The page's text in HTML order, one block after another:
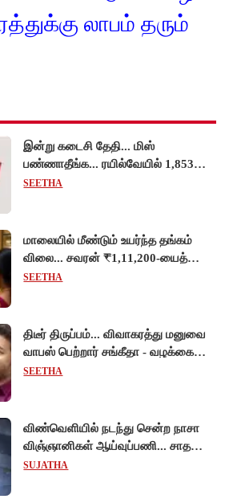
லாபம் தரும்
இன்று கடைசி தேதி... மிஸ்
பண்ணாதீங்க... ரயில்வேயில் 1,853
அப்ரண்டிஸ் பணியிடங்களுக்கு
SEETHA
மாலையில் மீண்டும் உயர்ந்த தங்கம்
விலை... சவரன் ₹1,11,200-யைத்
தொட்டது!
SEETHA
திடீர் திருப்பம்... விவாகரத்து மனுவை
வாபஸ் பெற்றார் சங்கீதா - வழக்கை
முடித்து வைத்தது செங்கல்பட்டு
SEETHA
விண்வெளியில் நடந்து சென்ற நாசா
விஞ்ஞானிகள் ஆய்வுப்பணி... சாதனை
!
SUJATHA